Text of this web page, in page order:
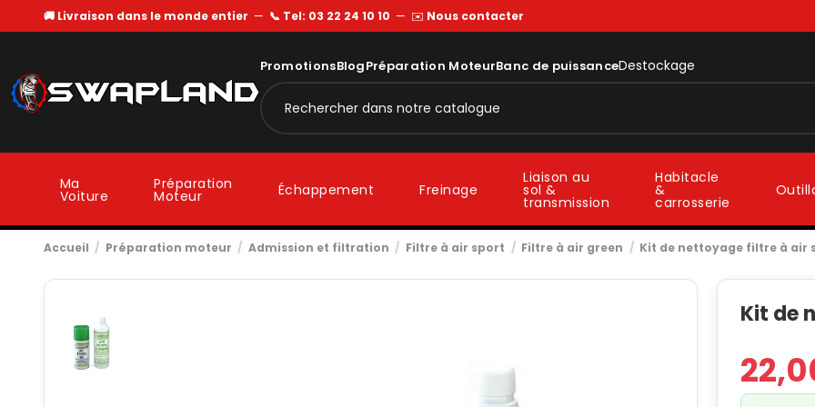
🚚 Livraison dans le monde entier — 📞 Tel: 03 22 24 10 10 — ✉️ Nous contacter
PromotionsBlogPréparation MoteurBanc de puissanceDestockage
Ma
Voiture
Préparation
Moteur Échappement Freinage
Liaison au
sol &
transmission
Habitacle
&
carrosserie
Accueil Préparation moteur Admission et filtration Filtre à air sport Filtre à air green Kit de nettoyage filtre à air
Kit de